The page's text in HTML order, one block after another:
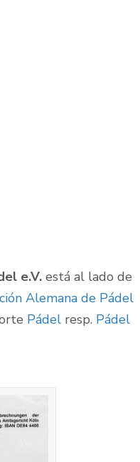
e.V. está al lado de
Alemana de Pádel
Pádel resp. Pádel